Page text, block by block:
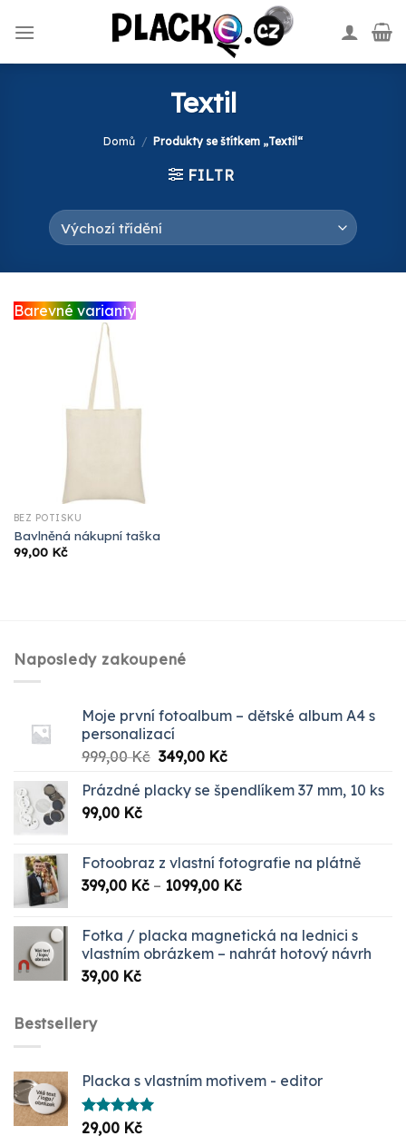
Textil
Domů / Produkty se štítkem „Textil“
FILTR
Barevné varianty
BEZ POTISKU
Bavlněná nákupní taška
99,00 Kč
Naposledy zakoupené
Moje první fotoalbum – dětské album A4 s
personalizací
999,00Kč Původní
byla:
349,00 KčAktuální
je:
Prázdné placky se špendlíkem 37 mm, 10 ks
99,00 Kč
Fotoobraz z vlastní fotografie na plátně
399,00 Kč – 1099,00 KčRozpětí
až
1099,00 Kč
Fotka / placka magnetická na lednici s
vlastním obrázkem – nahrát hotový návrh
39,00 Kč
Bestsellery
Placka s vlastním motivem - editor
Hodnocení
29,00 Kč